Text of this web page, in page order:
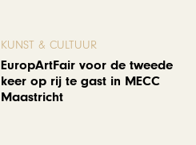
KUNST & CULTUUR
EuropArtFair voor de tweede
keer op rij te gast in MECC
Maastricht